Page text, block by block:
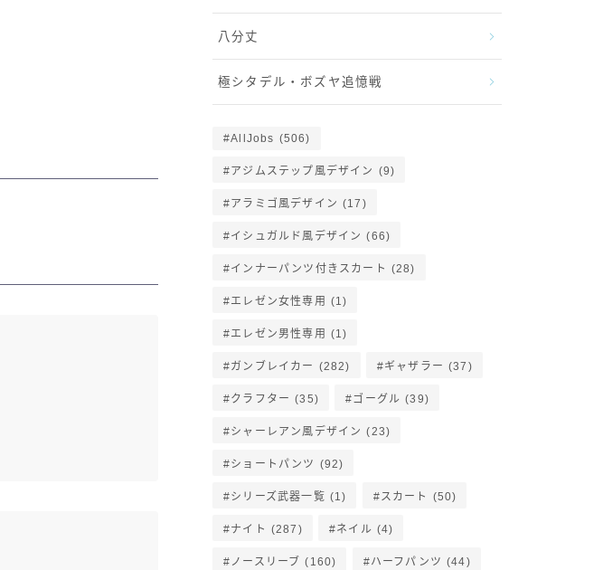
八分丈
極シタデル・ボズヤ追憶戦
AllJobs (506)
アジムステップ風デザイン (9)
アラミゴ風デザイン (17)
イシュガルド風デザイン (66)
インナーパンツ付きスカート (28)
エレゼン女性専用 (1)
エレゼン男性専用 (1)
ガンブレイカー (282) ギャザラー (37)
クラフター (35) ゴーグル (39)
シャーレアン風デザイン (23)
ショートパンツ (92)
シリーズ武器一覧 (1) スカート (50)
ナイト (287) ネイル (4)
ノースリーブ (160) ハーフパンツ (44)